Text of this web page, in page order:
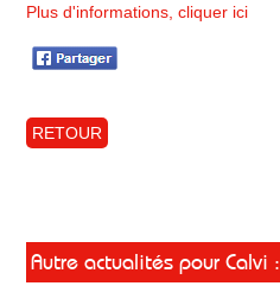
Plus d'informations, cliquer ici
RETOUR
Autre actualités pour Calvi :